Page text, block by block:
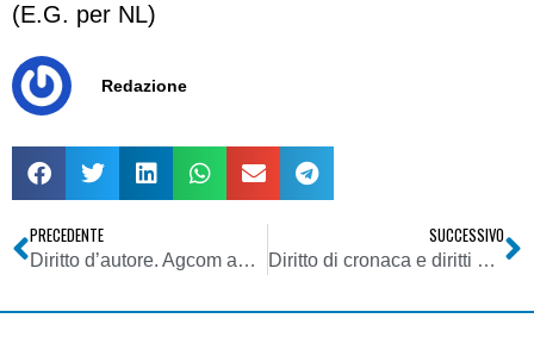
(E.G. per NL)
Redazione
PRECEDENTE
Diritto d’autore. Agcom approva il regolamento per l’online, in vigore dal 31/03/2014
SUCCESSIVO
Diritto di cronaca e diritti di esclusiva: la disciplina degli estratti di cronaca per eventi di grande interesse pubblico